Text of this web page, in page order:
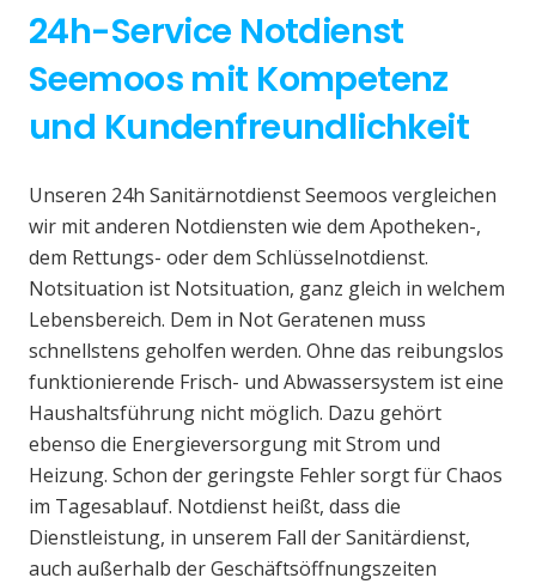
24h-Service Notdienst
Seemoos mit Kompetenz
und Kundenfreundlichkeit
Unseren 24h Sanitärnotdienst Seemoos vergleichen
wir mit anderen Notdiensten wie dem Apotheken-,
dem Rettungs- oder dem Schlüsselnotdienst.
Notsituation ist Notsituation, ganz gleich in welchem
Lebensbereich. Dem in Not Geratenen muss
schnellstens geholfen werden. Ohne das reibungslos
funktionierende Frisch- und Abwassersystem ist eine
Haushaltsführung nicht möglich. Dazu gehört
ebenso die Energieversorgung mit Strom und
Heizung. Schon der geringste Fehler sorgt für Chaos
im Tagesablauf. Notdienst heißt, dass die
Dienstleistung, in unserem Fall der Sanitärdienst,
auch außerhalb der Geschäftsöffnungszeiten